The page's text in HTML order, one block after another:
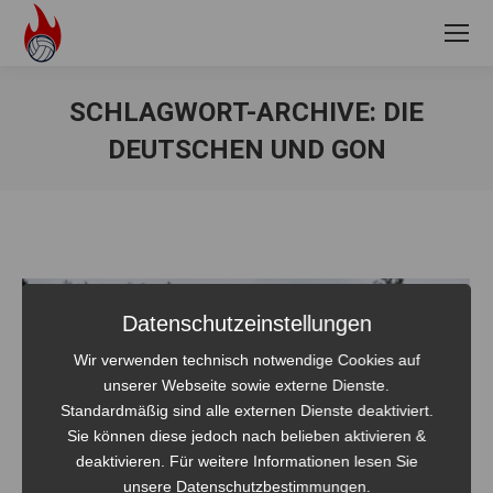
SCHLAGWORT-ARCHIVE: DIE
DEUTSCHEN UND GON
Datenschutzeinstellungen
Wir verwenden technisch notwendige Cookies auf
unserer Webseite sowie externe Dienste.
Standardmäßig sind alle externen Dienste deaktiviert.
Sie können diese jedoch nach belieben aktivieren &
deaktivieren. Für weitere Informationen lesen Sie
unsere Datenschutzbestimmungen.